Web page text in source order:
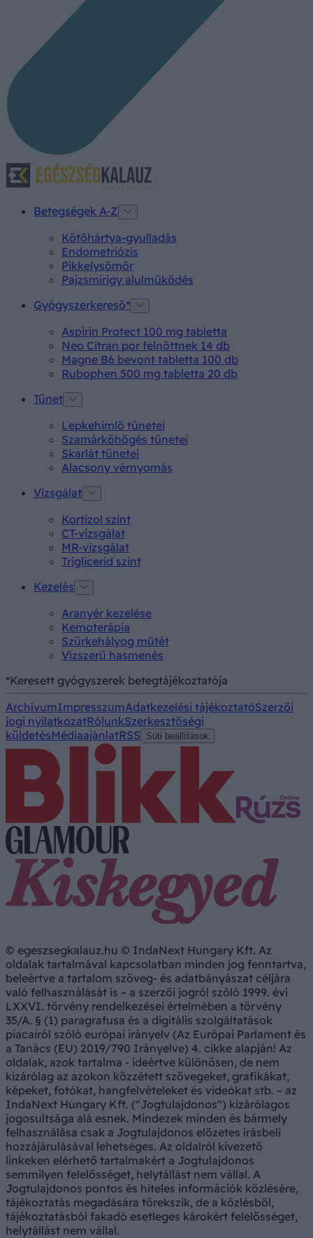
Betegségek A-Z
Kötőhártya-gyulladás
Endometriózis
Pikkelysömör
Pajzsmirigy alulműködés
Gyógyszerkereső*
Aspirin Protect 100 mg tabletta
Neo Citran por felnőttnek 14 db
Magne B6 bevont tabletta 100 db
Rubophen 500 mg tabletta 20 db
Tünet
Lepkehimlő tünetei
Szamárköhögés tünetei
Skarlát tünetei
Alacsony vérnyomás
Vizsgálat
Kortizol szint
CT-vizsgálat
MR-vizsgálat
Triglicerid szint
Kezelés
Aranyér kezelése
Kemoterápia
Szürkehályog műtét
Vízszerű hasmenés
*Keresett gyógyszerek betegtájékoztatója
ArchívumImpresszumAdatkezelési tájékoztatóSzerzői
jogi nyilatkozatRólunkSzerkesztőségi
küldetésMédiaajánlatRSS Süti beállítások
© egeszsegkalauz.hu © IndaNext Hungary Kft. Az
oldalak tartalmával kapcsolatban minden jog fenntartva,
beleértve a tartalom szöveg- és adatbányászat céljára
való felhasználását is – a szerzői jogról szóló 1999. évi
LXXVI. törvény rendelkezései értelmében a törvény
35/A. § (1) paragrafusa és a digitális szolgáltatások
piacairól szóló európai irányelv (Az Európai Parlament és
a Tanács (EU) 2019/790 Irányelve) 4. cikke alapján! Az
oldalak, azok tartalma - ideértve különösen, de nem
kizárólag az azokon közzétett szövegeket, grafikákat,
képeket, fotókat, hangfelvételeket és videókat stb. – az
IndaNext Hungary Kft. ("Jogtulajdonos") kizárólagos
jogosultsága alá esnek. Mindezek minden és bármely
felhasználása csak a Jogtulajdonos előzetes írásbeli
hozzájárulásával lehetséges. Az oldalról kivezető
linkeken elérhető tartalmakért a Jogtulajdonos
semmilyen felelősséget, helytállást nem vállal. A
Jogtulajdonos pontos és hiteles információk közlésére,
tájékoztatás megadására törekszik, de a közlésből,
tájékoztatásból fakadó esetleges károkért felelősséget,
helytállást nem vállal.